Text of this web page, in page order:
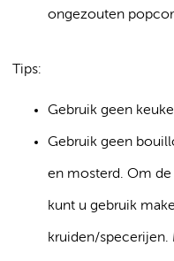
ongezouten
Tips:
Gebruik geen
Gebruik geen
en mosterd. Om
kunt u gebruik
kruiden/specerijen.